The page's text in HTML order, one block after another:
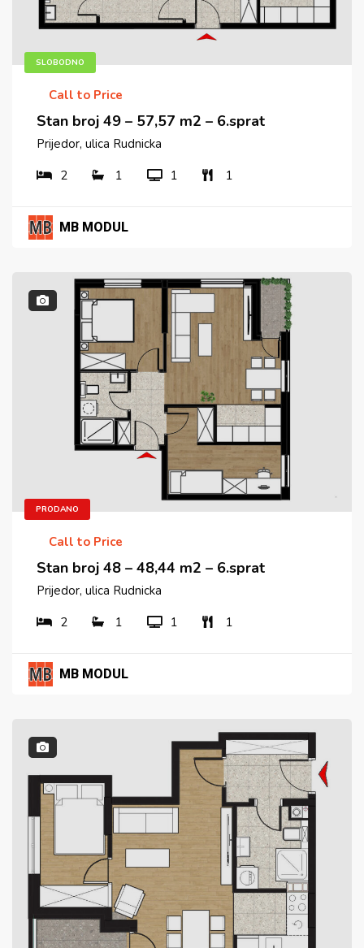
SLOBODNO
Call to Price
Stan broj 49 – 57,57 m2 – 6.sprat
Prijedor, ulica Rudnicka
2
1 1 1
MB MODUL
PRODANO
Call to Price
Stan broj 48 – 48,44 m2 – 6.sprat
Prijedor, ulica Rudnicka
2
1 1 1
MB MODUL